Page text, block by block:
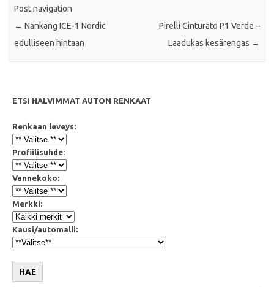
Post navigation
← Nankang ICE-1 Nordic
edulliseen hintaan
Pirelli Cinturato P1 Verde –
Laadukas kesärengas →
ETSI HALVIMMAT AUTON RENKAAT
Renkaan leveys:
Profiilisuhde:
Vannekoko:
Merkki:
Kausi/automalli:
HAE